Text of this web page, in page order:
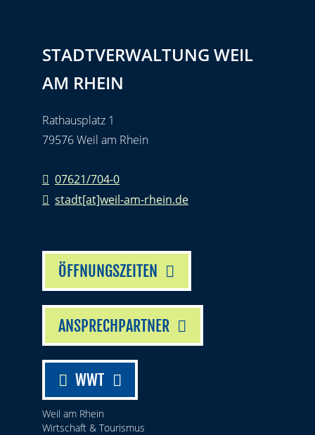
STADTVERWALTUNG WEIL
AM RHEIN
Rathausplatz 1
79576 Weil am Rhein
07621/704-0
stadt[at]weil-am-rhein.de
ÖFFNUNGSZEITEN
ANSPRECHPARTNER
WWT
Weil am Rhein
Wirtschaft & Tourismus